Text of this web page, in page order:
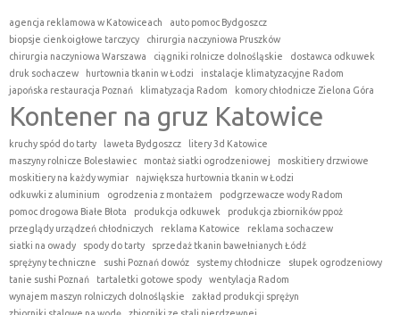
agencja reklamowa w Katowiceach
auto pomoc Bydgoszcz
biopsje cienkoigłowe tarczycy
chirurgia naczyniowa Pruszków
chirurgia naczyniowa Warszawa
ciągniki rolnicze dolnośląskie
dostawca odkuwek
druk sochaczew
hurtownia tkanin w Łodzi
instalacje klimatyzacyjne Radom
japońska restauracja Poznań
klimatyzacja Radom komory chłodnicze Zielona Góra
Kontener na gruz Katowice
kruchy spód do tarty laweta Bydgoszcz
litery 3d Katowice
maszyny rolnicze Bolesławiec
montaż siatki ogrodzeniowej
moskitiery drzwiowe
moskitiery na każdy wymiar
największa hurtownia tkanin w Łodzi
odkuwki z aluminium
ogrodzenia z montażem
podgrzewacze wody Radom
pomoc drogowa Białe Błota
produkcja odkuwek
produkcja zbiorników ppoż
przeglądy urządzeń chłodniczych
reklama Katowice
reklama sochaczew
siatki na owady
spody do tarty
sprzedaż tkanin bawełnianych Łódź
sprężyny techniczne
sushi Poznań dowóz systemy chłodnicze
słupek ogrodzeniowy
tanie sushi Poznań
tartaletki gotowe spody
wentylacja Radom
wynajem maszyn rolniczych dolnośląskie
zakład produkcji sprężyn